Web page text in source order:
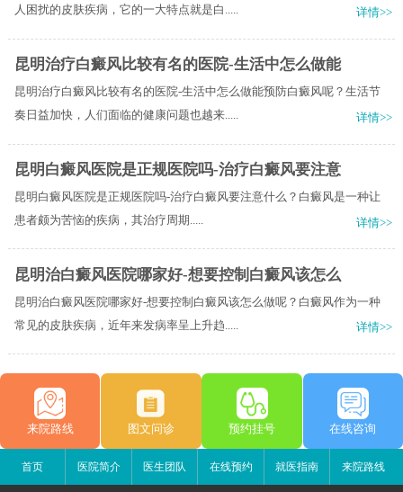
人困扰的皮肤疾病，它的一大特点就是白.....
详情>>
昆明治疗白癜风比较有名的医院-生活中怎么做能
昆明治疗白癜风比较有名的医院-生活中怎么做能预防白癜风呢？生活节
奏日益加快，人们面临的健康问题也越来.....
详情>>
昆明白癜风医院是正规医院吗-治疗白癜风要注意
昆明白癜风医院是正规医院吗-治疗白癜风要注意什么？​白癜风是一种让
患者颇为苦恼的疾病，其治疗周期.....
详情>>
昆明治白癜风医院哪家好-想要控制白癜风该怎么
昆明治白癜风医院哪家好-想要控制白癜风该怎么做呢？白癜风作为一种
常见的皮肤疾病，近年来发病率呈上升趋.....
详情>>
来院路线 图文问诊 预约挂号 在线咨询
首页 医院简介 医生团队 在线预约 就医指南 来院路线